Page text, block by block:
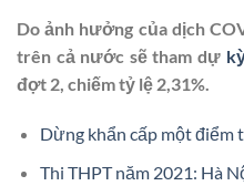
Do ảnh hưởng của dịch
trên cả nước sẽ tham dự
đợt 2, chiếm tỷ lệ 2,31%.
Dừng khẩn cấp một điểm
Thi THPT năm 2021: Hà